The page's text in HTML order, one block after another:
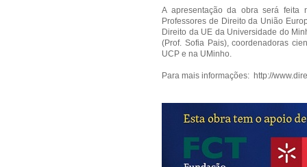
A apresentação da obra será
Professores de Direito da União
Direito da UE da Universidade do
(Prof. Sofia Pais), coordenadoras
UCP e na UMinho.
Para mais informações: http://